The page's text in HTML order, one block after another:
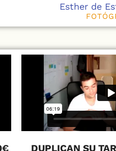
Esther de
DUPLICAN SU